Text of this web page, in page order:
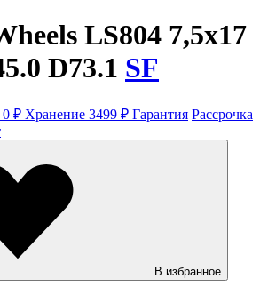
LS804 7,5x17
D73.1 SF
0 ₽ Хранение 3499 ₽ Гарантия Рассрочка
В избранное